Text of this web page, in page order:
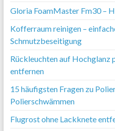
Gloria FoamMaster Fm30 –
Kofferraum reinigen –
Schmutzbeseitigung
Rückleuchten auf Hochglanz
entfernen
15 häufigsten Fragen zu
Polierschwämmen
Flugrost ohne Lackknete